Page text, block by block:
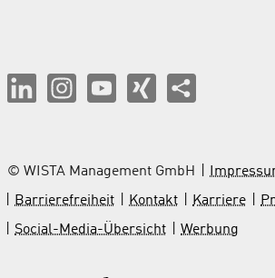
© WISTA Management GmbH
Barrierefreiheit
Kontakt Karriere
Social-Media-Übersicht
Werbung